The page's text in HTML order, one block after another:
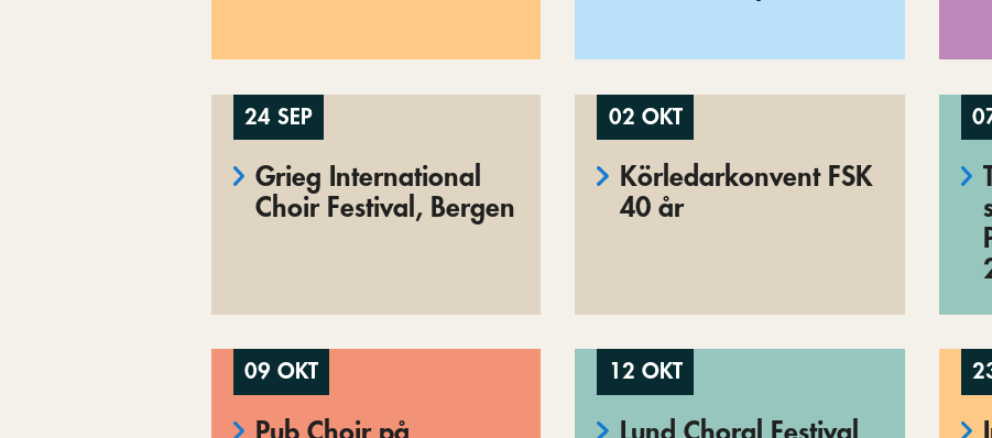
24 SEP
Grieg International
Choir Festival, Bergen
02 OKT
Körledarkonvent FSK
40 år
09 OKT
Pub Choir på
12 OKT
Lund Choral Festival